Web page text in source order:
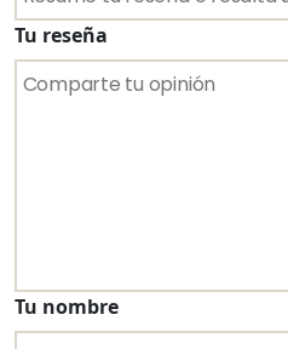
Tu reseña
Tu nombre